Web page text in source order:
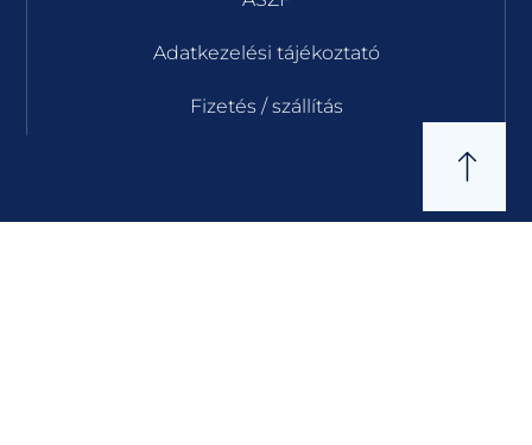
Adatkezelési tájékoztató
Fizetés / szállítás